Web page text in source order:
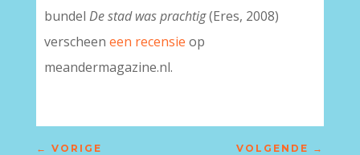
bundel De stad was prachtig(Eres, 2008)
verscheen een recensie op
meandermagazine.nl.
← VORIGE VOLGENDE →